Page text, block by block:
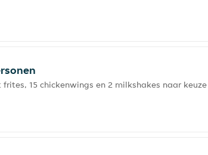
15 chickenwings en 2 milkshakes naar keuze